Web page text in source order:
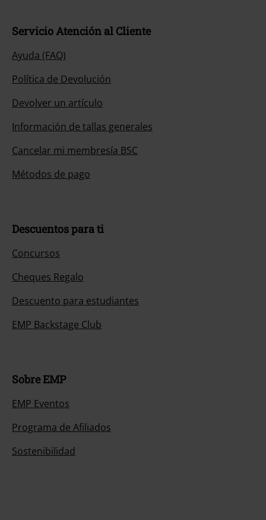
Servicio Atención al Cliente
Ayuda (FAQ)
Política de Devolución
Devolver un artículo
Información de tallas generales
Cancelar mi membresía BSC
Métodos de pago
Descuentos para ti
Concursos
Cheques Regalo
Descuento para estudiantes
EMP Backstage Club
Sobre EMP
EMP Eventos
Programa de Afiliados
Sostenibilidad